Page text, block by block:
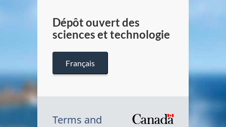
Dépôt ouvert des
sciences et technologie
Français
Terms and